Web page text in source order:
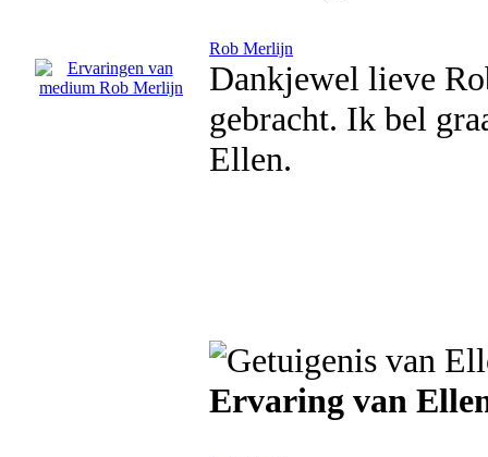
Rob Merlijn
Dankjewel lieve
gebracht. Ik bel
Ellen.
Ervaring van